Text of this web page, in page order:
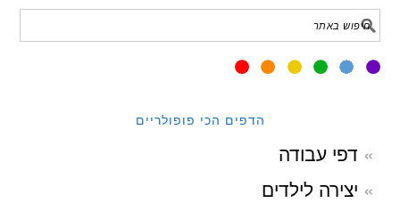
הדפים הכי פופולריים
דפי עבודה
יצירה לילדים